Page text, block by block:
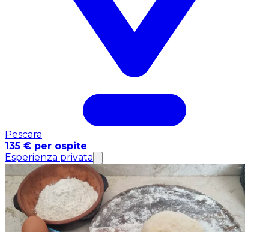
Pescara
135 € per ospite
Esperienza privata